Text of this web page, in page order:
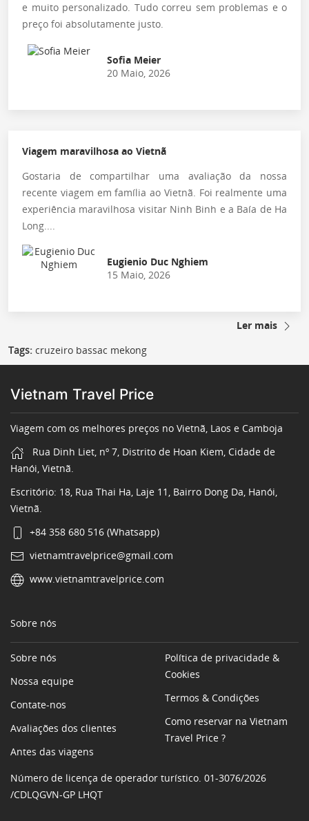
e muito personalizado. Tudo correu sem problemas e o
preço foi absolutamente justo.
Sofia Meier
20 Maio, 2026
Viagem maravilhosa ao Vietnã
Gostaria de compartilhar uma avaliação da nossa
recente viagem em família ao Vietnã. Foi realmente uma
experiência maravilhosa visitar Ninh Binh e a Baía de Ha
Long....
Eugienio Duc Nghiem
15 Maio, 2026
Ler mais
Tags: cruzeiro bassac mekong
Vietnam Travel Price
Viagem com os melhores preços no Vietnã, Laos e Camboja
Rua Dinh Liet, nº 7, Distrito de Hoan Kiem, Cidade de
Hanói, Vietnã.
Escritório: 18, Rua Thai Ha, Laje 11, Bairro Dong Da, Hanói,
Vietnã.
+84 358 680 516 (Whatsapp)
vietnamtravelprice@gmail.com
www.vietnamtravelprice.com
Sobre nós
Sobre nós
Nossa equipe
Contate-nos
Avaliações dos clientes
Antes das viagens
Política de privacidade &
Cookies
Termos & Condições
Como reservar na Vietnam
Travel Price ?
Número de licença de operador turístico. 01-3076/2026
/CDLQGVN-GP LHQT